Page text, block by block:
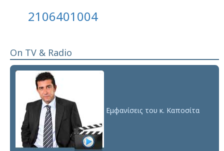
2106401004
On TV & Radio
Εμφανίσεις του κ. Καποσίτα